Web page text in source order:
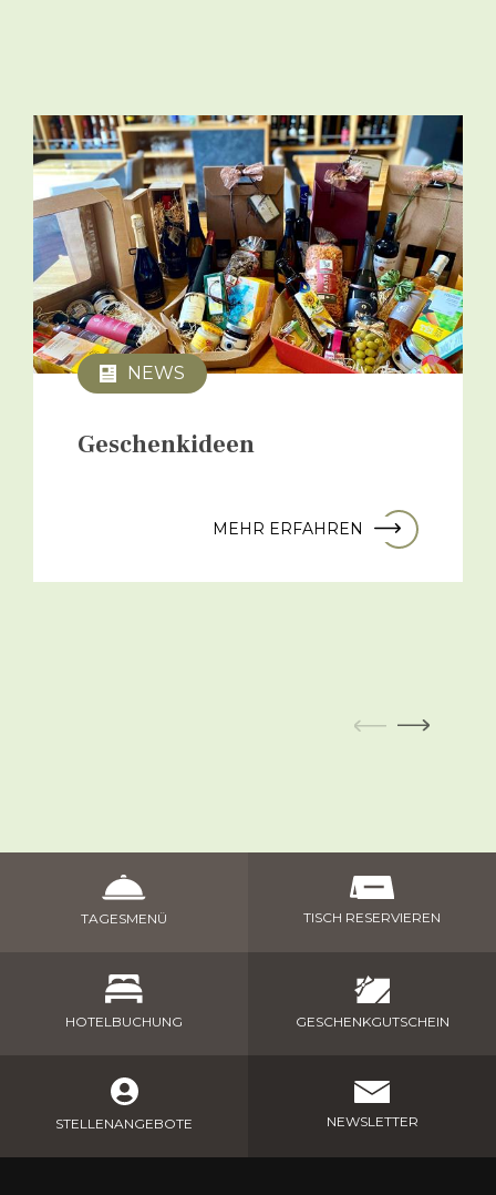
NEWS
Geschenkideen
MEHR ERFAHREN
TAGESMENÜ TISCH RESERVIEREN
HOTELBUCHUNG GESCHENKGUTSCHEIN
STELLENANGEBOTE NEWSLETTER